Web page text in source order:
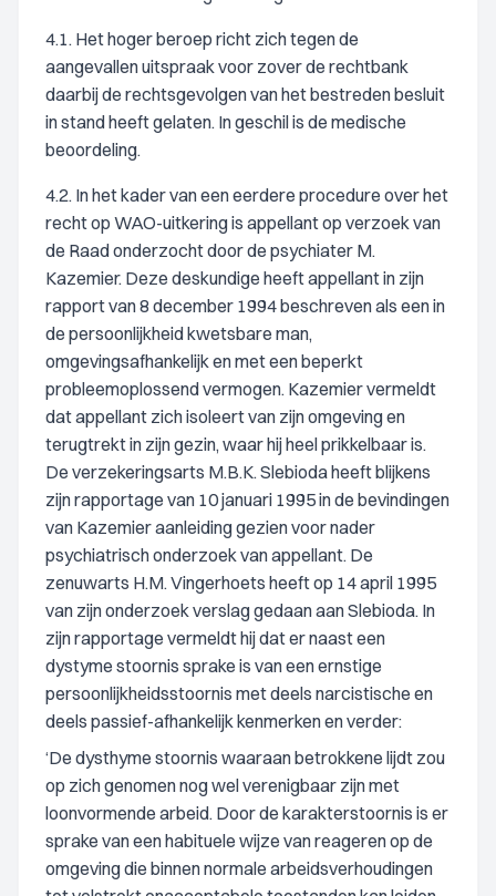
4.1. Het hoger beroep richt zich tegen de
aangevallen uitspraak voor zover de rechtbank
daarbij de rechtsgevolgen van het bestreden besluit
in stand heeft gelaten. In geschil is de medische
beoordeling.
4.2. In het kader van een eerdere procedure over het
recht op WAO-uitkering is appellant op verzoek van
de Raad onderzocht door de psychiater M.
Kazemier. Deze deskundige heeft appellant in zijn
rapport van 8 december 1994 beschreven als een in
de persoonlijkheid kwetsbare man,
omgevingsafhankelijk en met een beperkt
probleemoplossend vermogen. Kazemier vermeldt
dat appellant zich isoleert van zijn omgeving en
terugtrekt in zijn gezin, waar hij heel prikkelbaar is.
De verzekeringsarts M.B.K. Slebioda heeft blijkens
zijn rapportage van 10 januari 1995 in de bevindingen
van Kazemier aanleiding gezien voor nader
psychiatrisch onderzoek van appellant. De
zenuwarts H.M. Vingerhoets heeft op 14 april 1995
van zijn onderzoek verslag gedaan aan Slebioda. In
zijn rapportage vermeldt hij dat er naast een
dystyme stoornis sprake is van een ernstige
persoonlijkheidsstoornis met deels narcistische en
deels passief-afhankelijk kenmerken en verder:
‘De dysthyme stoornis waaraan betrokkene lijdt zou
op zich genomen nog wel verenigbaar zijn met
loonvormende arbeid. Door de karakterstoornis is er
sprake van een habituele wijze van reageren op de
omgeving die binnen normale arbeidsverhoudingen